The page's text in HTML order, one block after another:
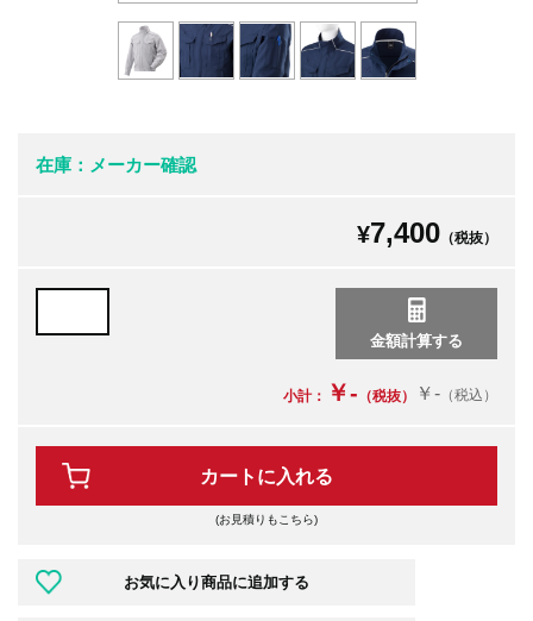
在庫：メーカー確認
¥7,400 （税抜）
小計： ￥- （税抜） ￥- （税込）
カートに入れる
(お見積りもこちら)